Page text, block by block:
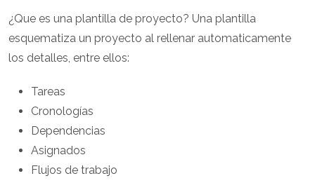
¿Que es una plantilla de proyecto? Una plantilla
esquematiza un proyecto al rellenar automaticamente
los detalles, entre ellos:
Tareas
Cronologías
Dependencias
Asignados
Flujos de trabajo